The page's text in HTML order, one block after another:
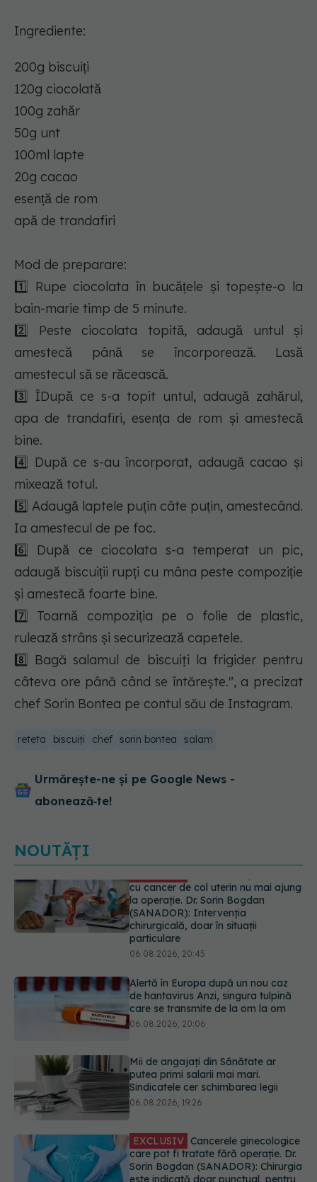
Ingrediente:
200g biscuiți
120g ciocolată
100g zahăr
50g unt
100ml lapte
20g cacao
esență de rom
apă de trandafiri
Mod de preparare:
1️⃣ Rupe ciocolata în bucățele și topește-o la
bain-marie timp de 5 minute.
2️⃣ Peste ciocolata topită, adaugă untul și
amestecă până se încorporează. Lasă
amestecul să se răcească.
3️⃣ ÎDupă ce s-a topit untul, adaugă zahărul,
apa de trandafiri, esența de rom și amestecă
bine.
4️⃣ După ce s-au încorporat, adaugă cacao și
mixează totul.
5️⃣ Adaugă laptele puțin câte puțin, amestecând.
Ia amestecul de pe foc.
6️⃣ După ce ciocolata s-a temperat un pic,
adaugă biscuiții rupți cu mâna peste compoziție
și amestecă foarte bine.
7️⃣ Toarnă compoziția pe o folie de plastic,
rulează strâns și securizează capetele.
8️⃣ Bagă salamul de biscuiți la frigider pentru
câteva ore până când se întărește.", a precizat
chef Sorin Bontea pe contul său de Instagram.
reteta biscuiți chef sorin bontea salam
Urmărește-ne și pe Google News -
abonează‑te!
NOUTĂȚI
Alertă în Europa după un nou caz
de hantavirus Anzi, singura tulpină
care se transmite de la om la om
06.08.2026, 20:06
Mii de angajați din Sănătate ar
putea primi salarii mai mari.
Sindicatele cer schimbarea legii
06.08.2026, 19:26
EXCLUSIV Cancerele ginecologice
care pot fi tratate fără operație. Dr.
Sorin Bogdan (SANADOR): Chirurgia
este indicată doar punctual, pentru
anumite categorii de paciente
Greșeala pe care milioane de femei
o fac când își cumpără sutien. Un